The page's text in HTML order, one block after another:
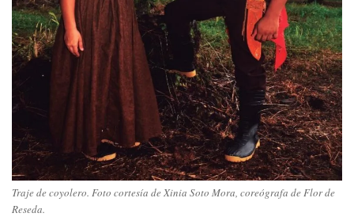
Traje de coyolero. Foto cortesía de Xinia Soto Mora, coreógrafa de Flor de
Reseda.